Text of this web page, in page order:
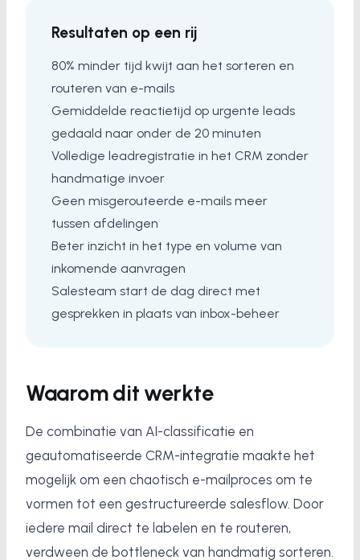
Resultaten op een rij
80% minder tijd kwijt aan het sorteren en
routeren van e-mails
Gemiddelde reactietijd op urgente leads
gedaald naar onder de 20 minuten
Volledige leadregistratie in het CRM zonder
handmatige invoer
Geen misgerouteerde e-mails meer
tussen afdelingen
Beter inzicht in het type en volume van
inkomende aanvragen
Salesteam start de dag direct met
gesprekken in plaats van inbox-beheer
Waarom dit werkte
De combinatie van AI-classificatie en
geautomatiseerde CRM-integratie maakte het
mogelijk om een chaotisch e-mailproces om te
vormen tot een gestructureerde salesflow. Door
iedere mail direct te labelen en te routeren,
verdween de bottleneck van handmatig sorteren.